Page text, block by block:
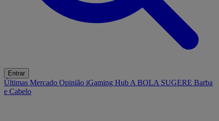
Entrar
Últimas Mercado Opinião iGaming Hub A BOLA SUGERE Barba
e Cabelo